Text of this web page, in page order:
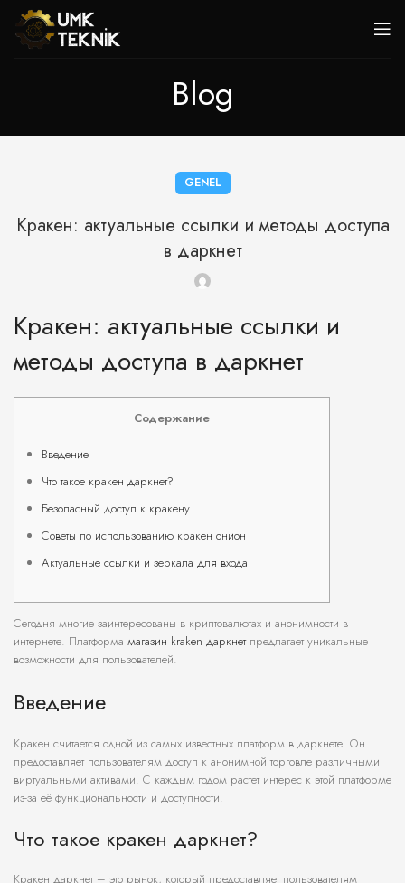
Blog
GENEL
Кракен: актуальные ссылки и методы доступа
в даркнет
Кракен: актуальные ссылки и
методы доступа в даркнет
Содержание
Введение
Что такое кракен даркнет?
Безопасный доступ к кракену
Советы по использованию кракен онион
Актуальные ссылки и зеркала для входа
Сегодня многие заинтересованы в криптовалютах и анонимности в
интернете. Платформа магазин kraken даркнетпредлагает уникальные
возможности для пользователей.
Введение
Кракен считается одной из самых известных платформ в даркнете. Он
предоставляет пользователям доступ к анонимной торговле различными
виртуальными активами. С каждым годом растет интерес к этой платформе
из-за её функциональности и доступности.
Что такое кракен даркнет?
Кракен даркнет – это рынок, который предоставляет пользователям